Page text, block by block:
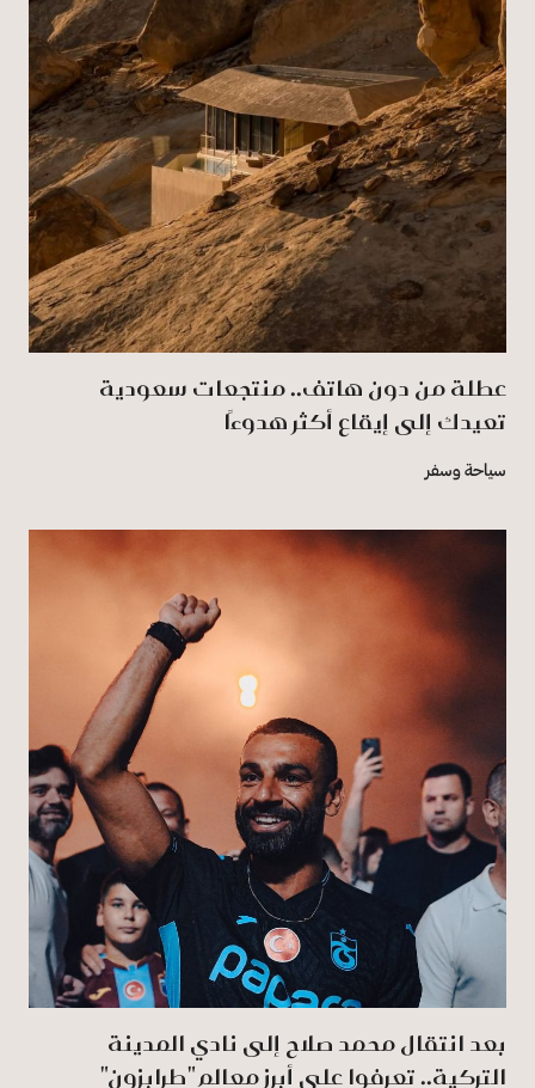
عطلة من دون هاتف.. منتجعات سعودية
تعيدك إلى إيقاع أكثر هدوءًا
سياحة وسفر
بعد انتقال محمد صلاح إلى نادي المدينة
التركية.. تعرفوا على أبرز معالم "طرابزون"